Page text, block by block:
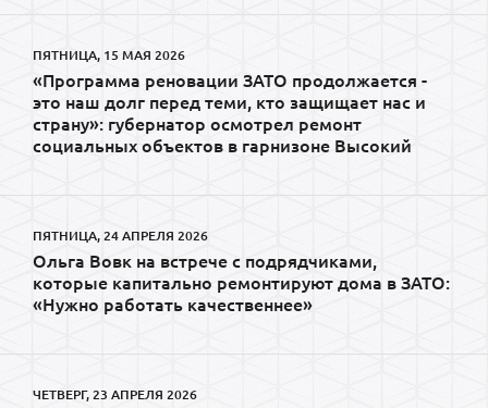
ПЯТНИЦА, 15 МАЯ 2026
«Программа реновации ЗАТО продолжается -
это наш долг перед теми, кто защищает нас и
страну»: губернатор осмотрел ремонт
социальных объектов в гарнизоне Высокий
ПЯТНИЦА, 24 АПРЕЛЯ 2026
Ольга Вовк на встрече с подрядчиками,
которые капитально ремонтируют дома в ЗАТО:
«Нужно работать качественнее»
ЧЕТВЕРГ, 23 АПРЕЛЯ 2026